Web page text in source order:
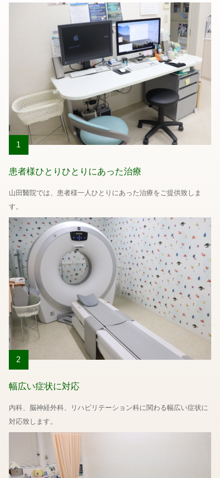
1
患者様ひとりひとりにあった治療
山田醫院では、患者様一人ひとりにあった治療をご提供致しま
す。
2
幅広い症状に対応
内科、脳神経外科、リハビリテーション科に関わる幅広い症状に
対応致します。